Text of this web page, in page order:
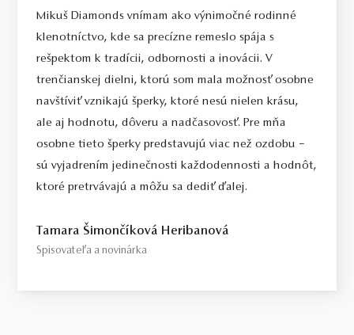
Mikuš Diamonds vnímam ako výnimočné rodinné
klenotníctvo, kde sa precízne remeslo spája s
rešpektom k tradícii, odbornosti a inovácii. V
trenčianskej dielni, ktorú som mala možnosť osobne
navštíviť vznikajú šperky, ktoré nesú nielen krásu,
ale aj hodnotu, dôveru a nadčasovosť. Pre mňa
osobne tieto šperky predstavujú viac než ozdobu –
sú vyjadrením jedinečnosti každodennosti a hodnôt,
ktoré pretrvávajú a môžu sa dediť ďalej.
Tamara Šimončíková Heribanová
Spisovateľa a novinárka